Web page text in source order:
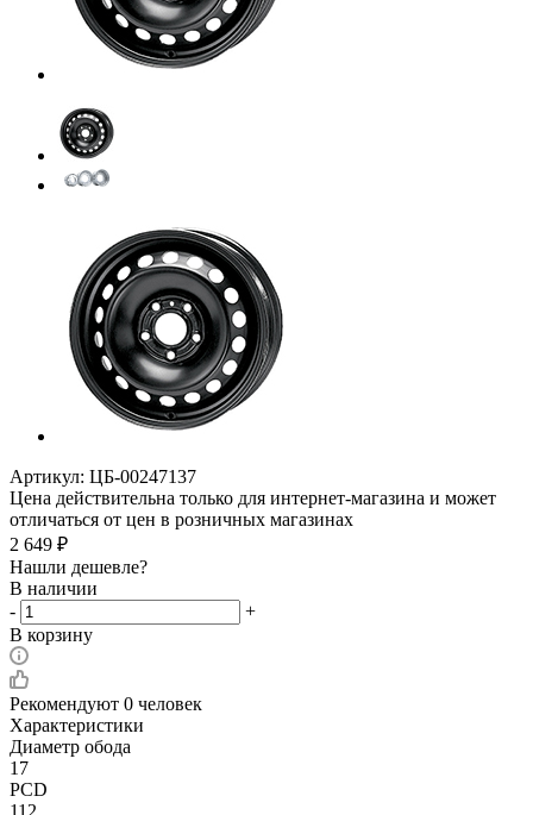
Артикул: ЦБ-00247137
Цена действительна только для интернет-магазина и может
отличаться от цен в розничных магазинах
2 649 ₽
Нашли дешевле?
В наличии
-
+
В корзину
Рекомендуют 0 человек
Характеристики
Диаметр обода
17
PCD
112